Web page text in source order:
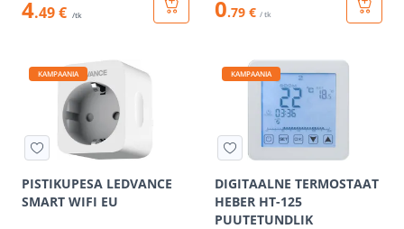
4.49 € /tk 0.79 € / tk
KAMPAANIA
PISTIKUPESA LEDVANCE
SMART WIFI EU
KAMPAANIA
DIGITAALNE TERMOSTAAT
HEBER HT-125
PUUTETUNDLIK